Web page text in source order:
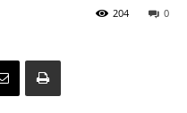
0
204